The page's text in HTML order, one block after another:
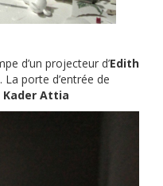
d’un projecteur d’Edith
porte d’entrée de
Kader Attia